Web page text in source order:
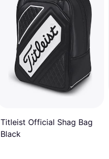
Titleist Official Shag Bag
Black